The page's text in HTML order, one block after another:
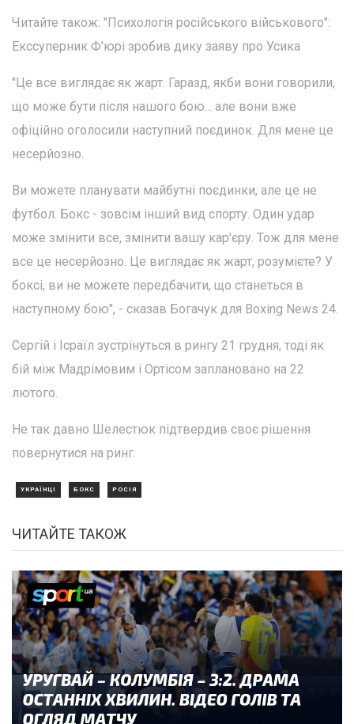
Читайте також: "Психологія російського військового":
Екссуперник Ф'юрі зробив дику заяву про Усика
"Це все виглядає як жарт. Гаразд, якби вони говорили,
що може бути після нашого бою... але вони вже
офіційно оголосили наступний поєдинок. Для мене це
несерйозно.
Ви можете планувати майбутні поєдинки, але це не
футбол. Бокс - зовсім інший вид спорту. Один удар
може змінити все, змінити вашу кар'єру. Тож для мене
все це несерйозно. Це виглядає як жарт, розумієте? У
боксі, ви не можете передбачити, що станеться в
наступному бою", - сказав Богачук для Boxing News 24.
Сергій і Ісраїл зустрінуться в рингу 21 грудня, тоді як
бій між Мадрімовим і Ортісом заплановано на 22
лютого.
Не так давно Шелестюк підтвердив своє рішення
повернутися на ринг.
УКРАЇНЦІ БОКС РОСІЯ
ЧИТАЙТЕ ТАКОЖ